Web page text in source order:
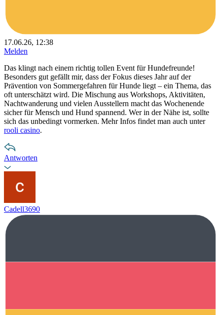
17.06.26, 12:38
Melden
Das klingt nach einem richtig tollen Event für Hundefreunde!
Besonders gut gefällt mir, dass der Fokus dieses Jahr auf der
Prävention von Sommergefahren für Hunde liegt – ein Thema, das
oft unterschätzt wird. Die Mischung aus Workshops, Aktivitäten,
Nachtwanderung und vielen Ausstellern macht das Wochenende
sicher für Mensch und Hund spannend. Wer in der Nähe ist, sollte
sich das unbedingt vormerken. Mehr Infos findet man auch unter
rooli casino.
Antworten
Cadell3690